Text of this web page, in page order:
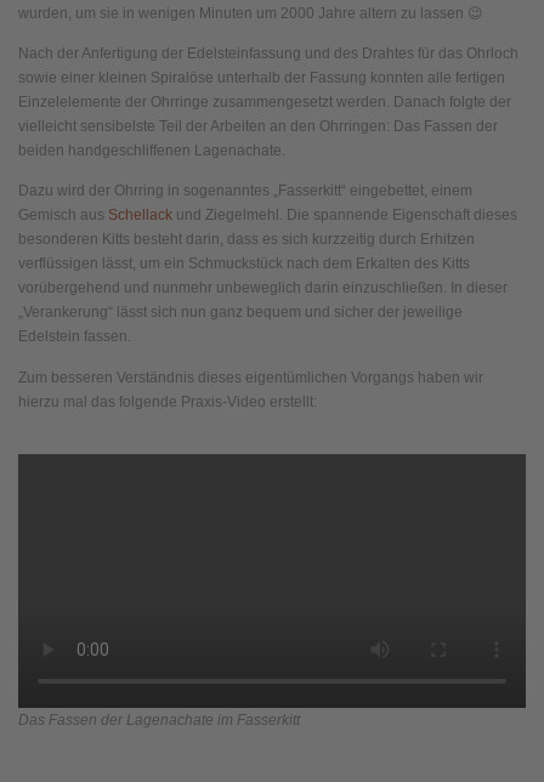
wurden, um sie in wenigen Minuten um 2000 Jahre altern zu lassen 😉
Nach der Anfertigung der Edelsteinfassung und des Drahtes für das Ohrloch
sowie einer kleinen Spiralöse unterhalb der Fassung konnten alle fertigen
Einzelelemente der Ohrringe zusammengesetzt werden. Danach folgte der
vielleicht sensibelste Teil der Arbeiten an den Ohrringen: Das Fassen der
beiden handgeschliffenen Lagenachate.
Dazu wird der Ohrring in sogenanntes „Fasserkitt“ eingebettet, einem
Gemisch aus Schellack und Ziegelmehl. Die spannende Eigenschaft dieses
besonderen Kitts besteht darin, dass es sich kurzzeitig durch Erhitzen
verflüssigen lässt, um ein Schmuckstück nach dem Erkalten des Kitts
vorübergehend und nunmehr unbeweglich darin einzuschließen. In dieser
„Verankerung“ lässt sich nun ganz bequem und sicher der jeweilige
Edelstein fassen.
Zum besseren Verständnis dieses eigentümlichen Vorgangs haben wir
hierzu mal das folgende Praxis-Video erstellt:
Das Fassen der Lagenachate im Fasserkitt